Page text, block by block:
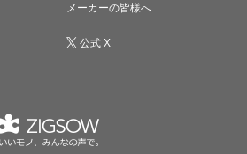
メーカーの皆様へ
公式 X